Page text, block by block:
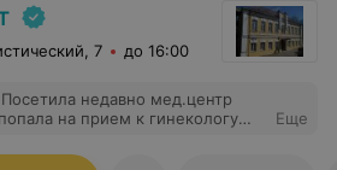
7 до 16:00
Посетила недавно мед.центр
на прием к гинекологу
доктор, действительно
Еще